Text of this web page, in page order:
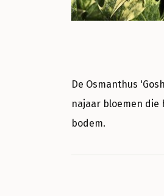
De Osmanthus
najaar bloemen die
bodem.